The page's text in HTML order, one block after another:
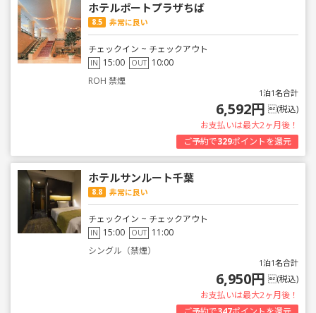
ホテルポートプラザちば
8.5 非常に良い
チェックイン ~ チェックアウト
IN 15:00 OUT 10:00
ROH 禁煙
1泊1名合計
6,592円 (税込)
お支払いは最大2ヶ月後！
ご予約で329ポイントを還元
ホテルサンルート千葉
8.8 非常に良い
チェックイン ~ チェックアウト
IN 15:00 OUT 11:00
シングル（禁煙）
1泊1名合計
6,950円 (税込)
お支払いは最大2ヶ月後！